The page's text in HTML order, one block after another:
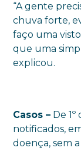
“A gente
chuva forte,
faço uma
que uma
explicou.
Casos – De
notificados,
doença, sem